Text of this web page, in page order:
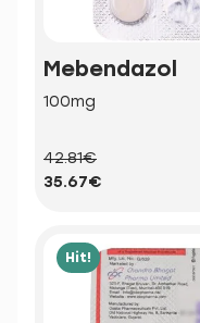
Mebendazol
100mg
42.81€
35.67€
Hit!